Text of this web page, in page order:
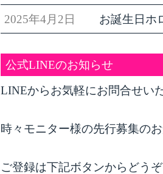
2025年4月2日 お誕生日ホ
公式LINEのお知らせ
LINEからお気軽にお問合せい
時々モニター様の先行募集の
ご登録は下記ボタンからどうぞ